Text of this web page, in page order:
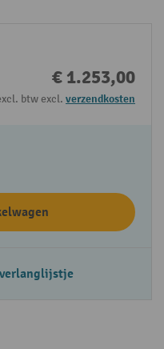
€ 1.253,00
btw excl. verzendkosten
verlanglijstje